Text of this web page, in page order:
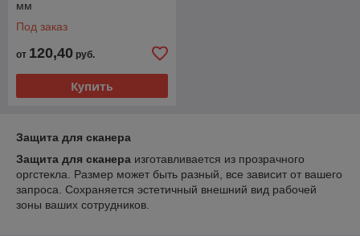
мм
Под заказ
от 120,40 руб.
Купить
Защита для сканера
Защита для сканера изготавливается из прозрачного
оргстекла. Размер может быть разный, все зависит от вашего
запроса. Сохраняется эстетичный внешний вид рабочей
зоны ваших сотрудников.